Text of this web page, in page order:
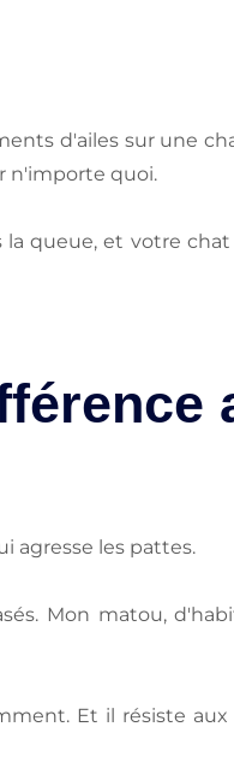
d'ailes sur une
n'importe quoi.
queue, et votre
agresse les pattes.
Mon matou,
Et il résiste